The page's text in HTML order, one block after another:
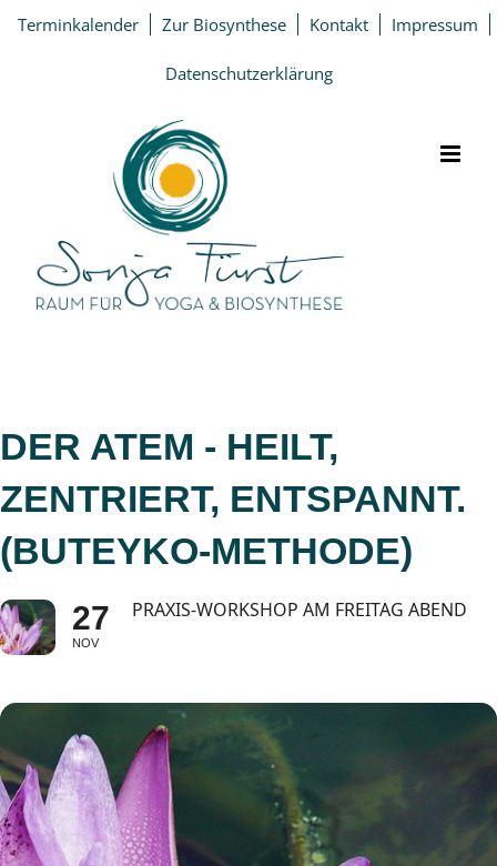
Zum
Inhalt
Terminkalender Zur Biosynthese Kontakt Impressum
Datenschutzerklärung
DER ATEM - HEILT,
ZENTRIERT, ENTSPANNT.
(BUTEYKO-METHODE)
27
NOV
PRAXIS-WORKSHOP AM FREITAG ABEND